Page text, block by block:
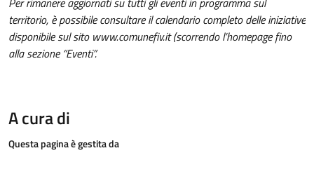
territorio, è possibile consultare il calendario completo delle iniziative
disponibile sul sito www.comunefiv.it (scorrendo l’homepage fino
alla sezione “Eventi”.
A cura di
Questa pagina è gestita da